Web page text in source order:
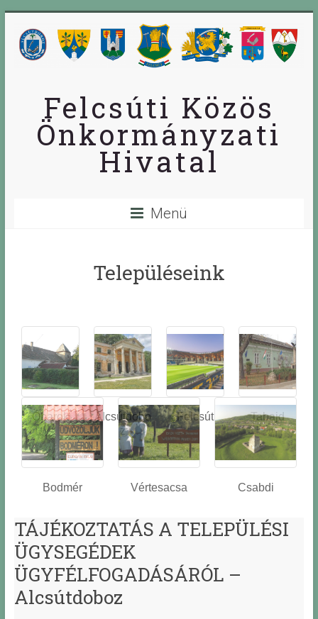
Felcsúti Közös
Önkormányzati
Hivatal
Menü
Településeink
Óbarok
Alcsútdobo
z
Felcsút Tabajd
Bodmér Vértesacsa Csabdi
TÁJÉKOZTATÁS A TELEPÜLÉSI
ÜGYSEGÉDEK
ÜGYFÉLFOGADÁSÁRÓL –
Alcsútdoboz